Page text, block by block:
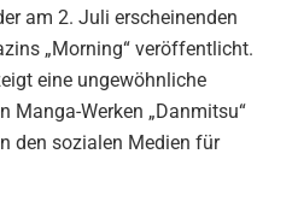
am 2. Juli erscheinenden
„Morning“ veröffentlicht.
eine ungewöhnliche
Manga-Werken „Danmitsu“
den sozialen Medien für